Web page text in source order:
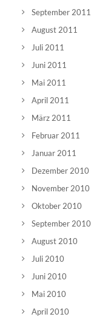
September 2011
August 2011
Juli 2011
Juni 2011
Mai 2011
April 2011
März 2011
Februar 2011
Januar 2011
Dezember 2010
November 2010
Oktober 2010
September 2010
August 2010
Juli 2010
Juni 2010
Mai 2010
April 2010